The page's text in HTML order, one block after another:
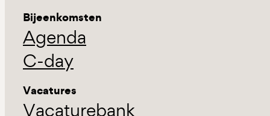
Bijeenkomsten
Agenda
C-day
Vacatures
Vacaturebank